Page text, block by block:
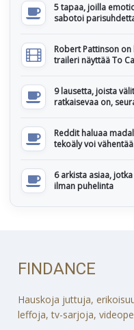
5 tapaa, joilla
sabotoi
Robert Pattinson
traileri näyttää To
9 lausetta, joista
ratkaisevaa on,
Reddit haluaa
tekoäly voi
6 arkista asiaa,
ilman puhelinta
FINDANCE
Hauskoja juttuja,
leffoja, tv-sarjoja,